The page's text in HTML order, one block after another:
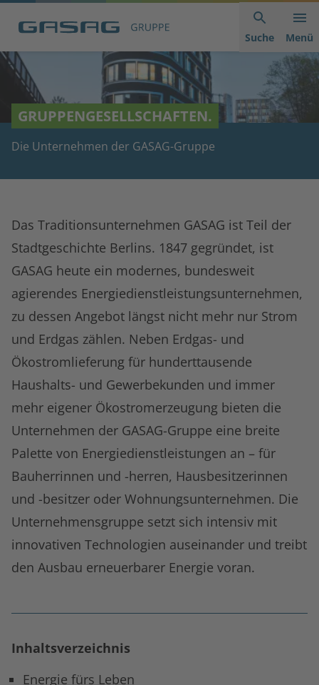
anspringen
der
Seite
anspringen
anspringen
Suche Menü
GRUPPENGESELLSCHAFTEN.
Die Unternehmen der GASAG-Gruppe
Das Traditionsunternehmen GASAG ist Teil der
Stadtgeschichte Berlins. 1847 gegründet, ist
GASAG heute ein modernes, bundesweit
agierendes Energiedienstleistungsunternehmen,
zu dessen Angebot längst nicht mehr nur Strom
und Erdgas zählen. Neben Erdgas- und
Ökostromlieferung für hunderttausende
Haushalts- und Gewerbekunden und immer
mehr eigener Ökostromerzeugung bieten die
Unternehmen der GASAG-Gruppe eine breite
Palette von Energiedienstleistungen an – für
Bauherrinnen und -herren, Hausbesitzerinnen
und -besitzer oder Wohnungsunternehmen. Die
Unternehmensgruppe setzt sich intensiv mit
innovativen Technologien auseinander und treibt
den Ausbau erneuerbarer Energie voran.
Inhaltsverzeichnis
Energie fürs Leben